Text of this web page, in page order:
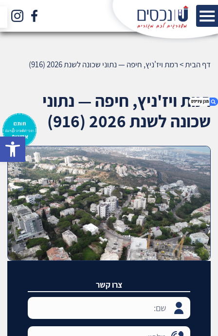
(916)
2. אודות U נכסים
3. שאלתם ? ענינו !
דף הבית>רמת ויז'ניץ, חיפה — נתוני שכונה לשנת 2026 (916)
רמת ויז'ניץ, חיפה — נתוני
שכונה לשנת 2026 (916)
צרו קשר